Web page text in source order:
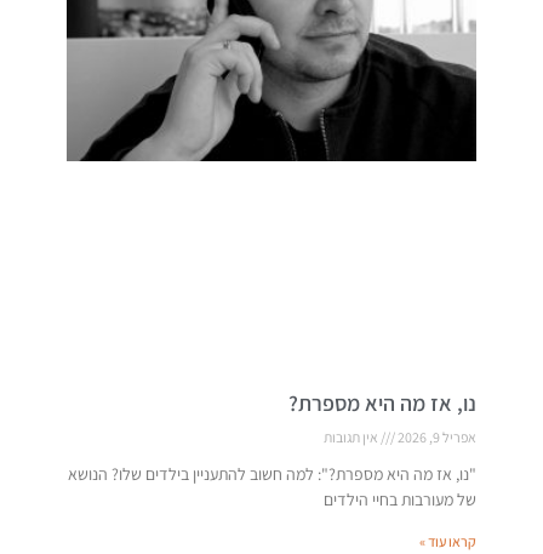
נו, אז מה היא מספרת?
אפריל 9, 2026 אין תגובות
"נו, אז מה היא מספרת?": למה חשוב להתעניין בילדים שלו? הנושא
של מעורבות בחיי הילדים
קראו עוד »